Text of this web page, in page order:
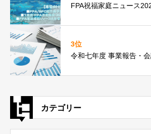
FPA祝福家庭ニュース
3位
令和七年度 事業報告・
カテゴリー